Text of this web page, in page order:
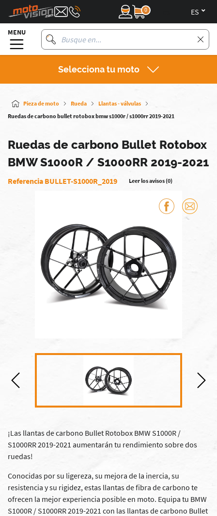
0
MENU
Selecciona tu moto
Pieza de moto Rueda
Llantas - válvulas
Ruedas de carbono bullet rotobox bmw s1000r / s1000rr 2019-2021
Ruedas de carbono Bullet Rotobox
BMW S1000R / S1000RR 2019-2021
Referencia BULLET-S1000R_2019 Leer los avisos (0)
¡Las llantas de carbono Bullet Rotobox BMW S1000R /
S1000RR 2019-2021 aumentarán tu rendimiento sobre dos
ruedas!
Conocidas por su ligereza, su mejora de la inercia, su
resistencia y su rigidez, estas llantas de fibra de carbono te
ofrecen la mejor experiencia posible en moto. Equipa tu BMW
S1000R / S1000RR 2019-2021 con las llantas de carbono Bullet